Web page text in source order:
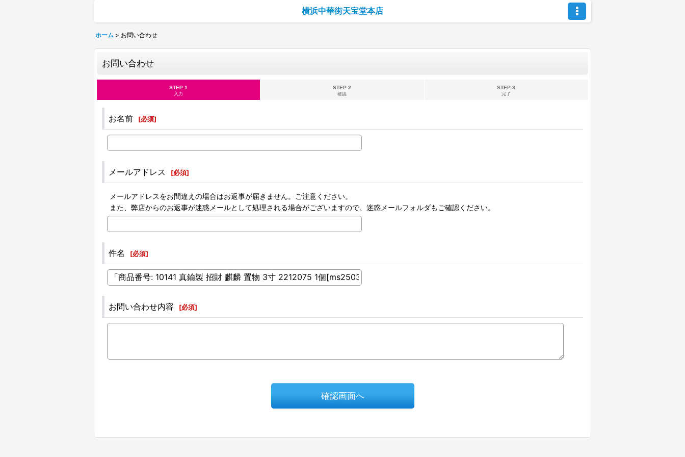
横浜中華街天宝堂本店
ホーム > お問い合わせ
お問い合わせ
STEP 1
入力
STEP 2
確認
STEP 3
完了
お名前 [必須]
メールアドレス [必須]
メールアドレスをお間違えの場合はお返事が届きません。ご注意ください。
また、弊店からのお返事が迷惑メールとして処理される場合がございますので、迷惑メールフォルダもご確認ください。
件名 [必須]
お問い合わせ内容 [必須]
確認画面へ